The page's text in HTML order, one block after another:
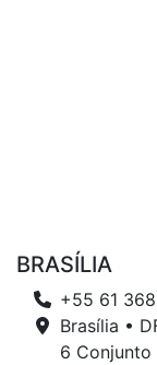
BRASÍLIA
+55 61
Brasília •
6 Conjunto